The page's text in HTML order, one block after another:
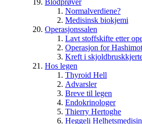
Blodprøver
Normalverdiene?
Medisinsk biokjemi
Operasjonssalen
Lavt stoffskifte etter
Operasjon for
Kreft i
Hos legen
Thyroid Hell
Advarsler
Breve til legen
Endokrinologer
Thierry Hertoghe
Heggeli Helhetsmedisin